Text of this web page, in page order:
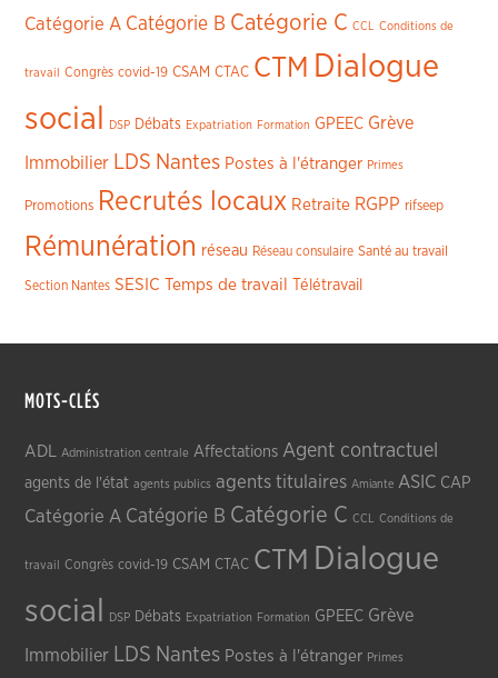
Catégorie A Catégorie B Catégorie C CCL Conditions de
travail Congrès covid-19 CSAM CTAC CTM Dialogue
social
DSP Débats Expatriation Formation GPEEC Grève
Immobilier LDS Nantes Postes à l'étranger Primes
Promotions Recrutés locaux Retraite RGPP rifseep
Rémunération réseau Réseau consulaire Santé au travail
Section Nantes SESIC Temps de travail Télétravail
MOTS-CLÉS
ADL Administration centrale Affectations Agent contractuel
agents de l'état agents publics agents titulaires Amiante ASIC CAP
Catégorie A Catégorie B Catégorie C CCL Conditions de
travail Congrès covid-19 CSAM CTAC CTM Dialogue
social
DSP Débats Expatriation Formation GPEEC Grève
Immobilier LDS Nantes Postes à l'étranger Primes